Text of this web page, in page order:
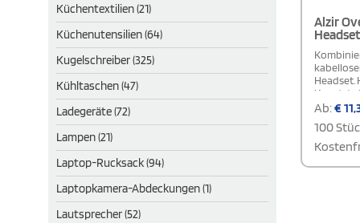
Küchentextilien (21)
Küchenutensilien (64)
Kugelschreiber (325)
Kühltaschen (47)
Ladegeräte (72)
Lampen (21)
Laptop-Rucksack (94)
Laptopkamera-Abdeckungen (1)
Lautsprecher (52)
Alzir
Headset.
Design,
Headset
oder
langes
Ab:€
100